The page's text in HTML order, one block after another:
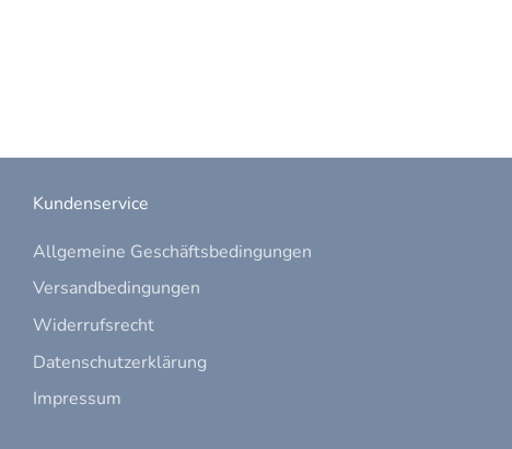
Kundenservice
Allgemeine Geschäftsbedingungen
Versandbedingungen
Widerrufsrecht
Datenschutzerklärung
Impressum